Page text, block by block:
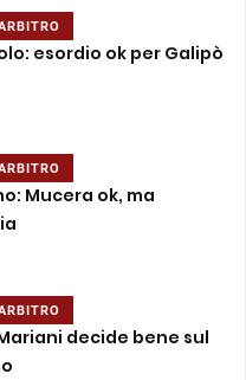
esordio ok per Galipò
Mucera ok, ma
decide bene sul